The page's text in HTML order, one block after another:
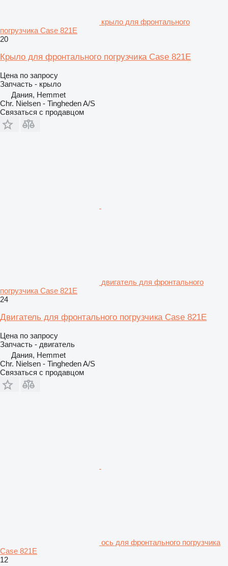
крыло для фронтального
погрузчика Case 821E
20
Крыло для фронтального погрузчика Case 821E
Цена по запросу
Запчасть - крыло
Дания, Hemmet
Chr. Nielsen - Tingheden A/S
Связаться с продавцом
двигатель для фронтального
погрузчика Case 821E
24
Двигатель для фронтального погрузчика Case 821E
Цена по запросу
Запчасть - двигатель
Дания, Hemmet
Chr. Nielsen - Tingheden A/S
Связаться с продавцом
ось для фронтального погрузчика
Case 821E
12